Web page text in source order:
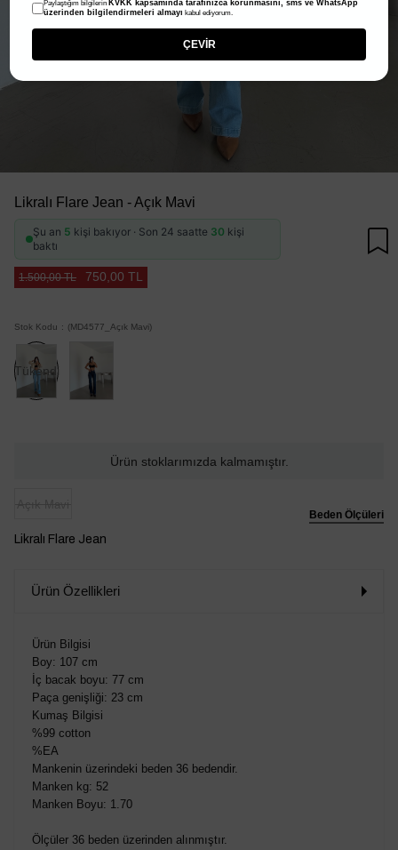
Likralı Flare Jean - Açık Mavi
Şu an 5 kişi bakıyor · Son 24 saatte 30 kişi
baktı
1.500,00 TL 750,00 TL
Stok Kodu (MD4577_Açık Mavi)
Tükendi
Ürün stoklarımızda kalmamıştır.
Beden Ölçüleri
Likralı Flare Jean
Ürün Özellikleri
Ürün Bilgisi
Boy: 107 cm
İç bacak boyu: 77 cm
Paça genişliği: 23 cm
Kumaş Bilgisi
%99 cotton
%EA
Mankenin üzerindeki beden 36 bedendir.
Manken kg: 52
Manken Boyu: 1.70
Ölçüler 36 beden üzerinden alınmıştır.
Paylaştığım bilgilerin KVKK kapsamında tarafınızca korunmasını, sms ve WhatsApp
üzerinden bilgilendirmeleri almayı kabul ediyorum.
ÇEVİR